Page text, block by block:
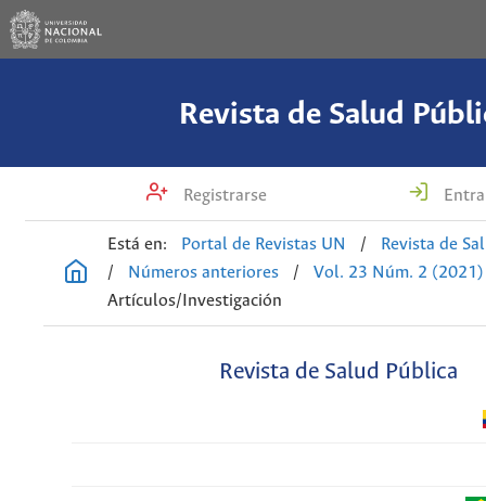
Revista de Salud
Registrarse
Está en: Portal de Revistas UN /
Revista de
/
Números anteriores /
Vol. 23 Núm. 2 (2021)
Artículos/Investigación
Revista de Salud Pública